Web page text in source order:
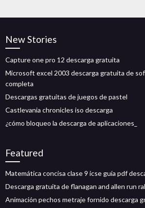
New Stories
Capture one pro 12 descarga gratuita
Microsoft excel 2003 descarga gratuita de
completa
Descargas gratuitas de juegos de pastel
Castlevania chronicles iso descarga
¿cómo bloqueo la descarga de aplicaciones_
Featured
Matemática concisa clase 9 icse guía pdf
Descarga gratuita de flanagan and allen run
Animación pechos metraje fornido descarga